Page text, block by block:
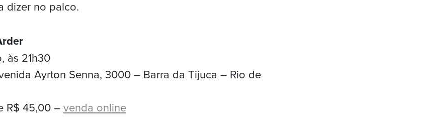
dizer no palco.
às 21h30
Ayrton Senna, 3000 – Barra da Tijuca – Rio de
R$ 45,00 – venda online